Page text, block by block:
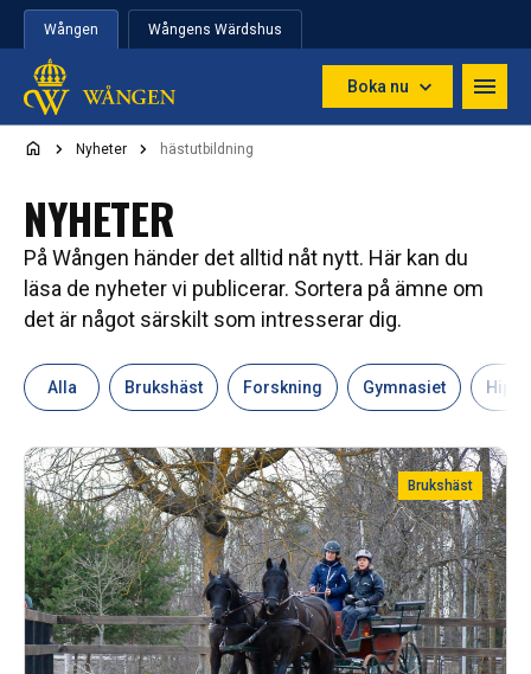
Hoppa till innehåll
Wången Wångens Wärdshus
Boka nu
Nyheter hästutbildning
NYHETER
På Wången händer det alltid nåt nytt. Här kan du
läsa de nyheter vi publicerar. Sortera på ämne om
det är något särskilt som intresserar dig.
Alla Brukshäst Forskning Gymnasiet
Brukshäst